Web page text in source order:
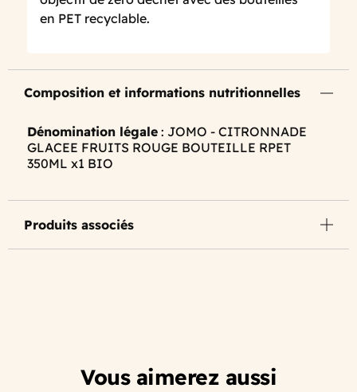
en PET recyclable.
Composition et informations nutritionnelles
Dénomination légale : JOMO - CITRONNADE
GLACEE FRUITS ROUGE BOUTEILLE RPET
350ML x1 BIO
Produits associés
Vous aimerez aussi